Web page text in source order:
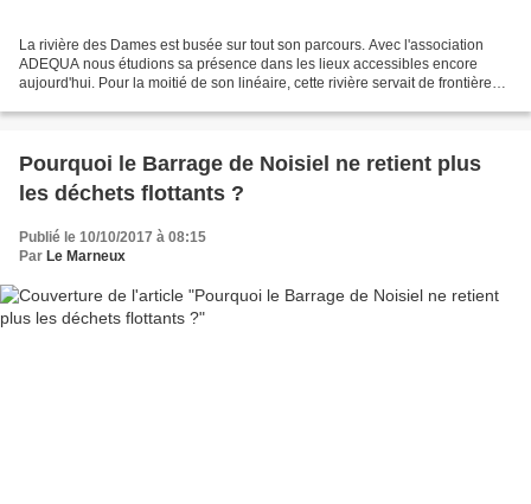
La rivière des Dames est busée sur tout son parcours. Avec l'association
ADEQUA nous étudions sa présence dans les lieux accessibles encore
aujourd'hui. Pour la moitié de son linéaire, cette rivière servait de frontière
Pourquoi le Barrage de Noisiel ne retient plus
les déchets flottants ?
Publié le 10/10/2017 à 08:15
Par Le Marneux